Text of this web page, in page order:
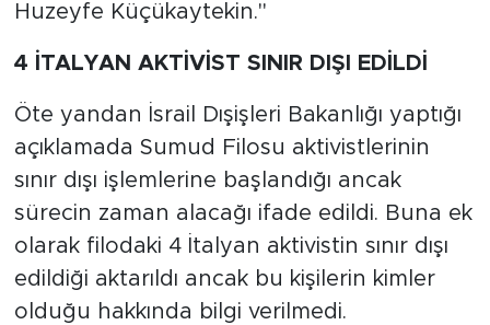
Huzeyfe Küçükaytekin."
4 İTALYAN AKTİVİST SINIR DIŞI EDİLDİ
Öte yandan İsrail Dışişleri Bakanlığı yaptığı
açıklamada Sumud Filosu aktivistlerinin
sınır dışı işlemlerine başlandığı ancak
sürecin zaman alacağı ifade edildi. Buna ek
olarak filodaki 4 İtalyan aktivistin sınır dışı
edildiği aktarıldı ancak bu kişilerin kimler
olduğu hakkında bilgi verilmedi.